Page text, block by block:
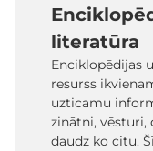
literatūra
Enciklopēdijas
resurss
uzticamu
zinātni,
daudz ko citu.